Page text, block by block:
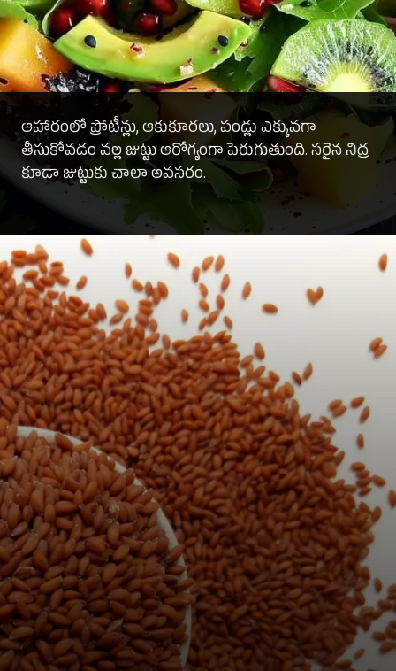
ఆహారంలో ప్రోటీన్లు, ఆకుకూరలు, పండ్లు ఎక్కువగా
తీసుకోవడం వల్ల జుట్టు ఆరోగ్యంగా పెరుగుతుంది. సరైన నిద్ర
కూడా జుట్టుకు చాలా అవసరం.